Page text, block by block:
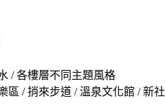
/ 各樓層不同主題風格
區 / 捎來步道 / 溫泉文化館 / 新